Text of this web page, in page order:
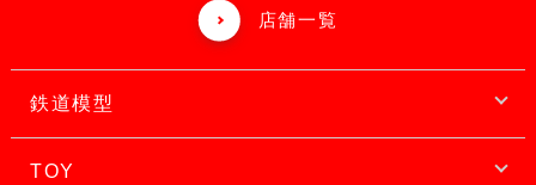
店舗一覧
鉄道模型
TOY